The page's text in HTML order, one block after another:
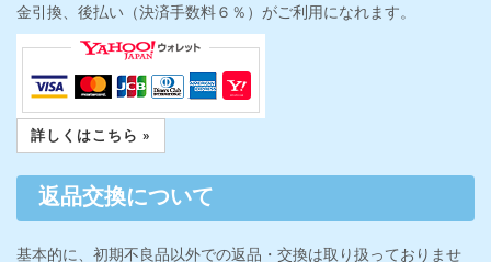
金引換、後払い（決済手数料６％）がご利用になれます。
詳しくはこちら »
返品交換について
基本的に、初期不良品以外での返品・交換は取り扱っておりませ